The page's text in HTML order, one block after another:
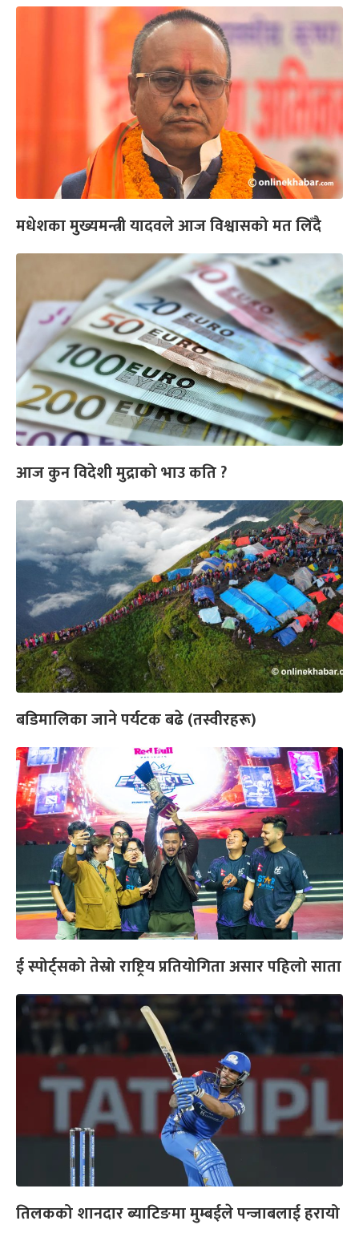
मधेशका मुख्यमन्त्री यादवले आज विश्वासको मत लिँदै
आज कुन विदेशी मुद्राको भाउ कति ?
बडिमालिका जाने पर्यटक बढे (तस्वीरहरू)
ई स्पोर्ट्सको तेस्रो राष्ट्रिय प्रतियोगिता असार पहिलो साता
तिलकको शानदार ब्याटिङमा मुम्बईले पन्जाबलाई हरायो